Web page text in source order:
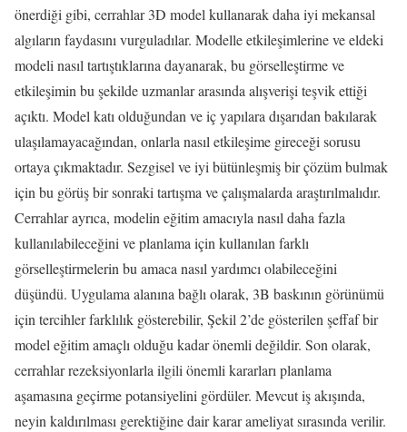
önerdiği gibi, cerrahlar 3D model kullanarak daha iyi mekansal
algıların faydasını vurguladılar. Modelle etkileşimlerine ve eldeki
modeli nasıl tartıştıklarına dayanarak, bu görselleştirme ve
etkileşimin bu şekilde uzmanlar arasında alışverişi teşvik ettiği
açıktı. Model katı olduğundan ve iç yapılara dışarıdan bakılarak
ulaşılamayacağından, onlarla nasıl etkileşime gireceği sorusu
ortaya çıkmaktadır. Sezgisel ve iyi bütünleşmiş bir çözüm bulmak
için bu görüş bir sonraki tartışma ve çalışmalarda araştırılmalıdır.
Cerrahlar ayrıca, modelin eğitim amacıyla nasıl daha fazla
kullanılabileceğini ve planlama için kullanılan farklı
görselleştirmelerin bu amaca nasıl yardımcı olabileceğini
düşündü. Uygulama alanına bağlı olarak, 3B baskının görünümü
için tercihler farklılık gösterebilir, Şekil 2’de gösterilen şeffaf bir
model eğitim amaçlı olduğu kadar önemli değildir. Son olarak,
cerrahlar rezeksiyonlarla ilgili önemli kararları planlama
aşamasına geçirme potansiyelini gördüler. Mevcut iş akışında,
neyin kaldırılması gerektiğine dair karar ameliyat sırasında verilir.